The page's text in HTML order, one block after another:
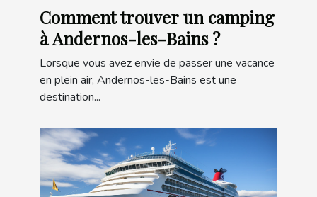
Comment trouver un camping
à Andernos-les-Bains ?
Lorsque vous avez envie de passer une vacance
en plein air, Andernos-les-Bains est une
destination...